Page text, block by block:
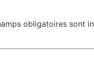
obligatoires sont